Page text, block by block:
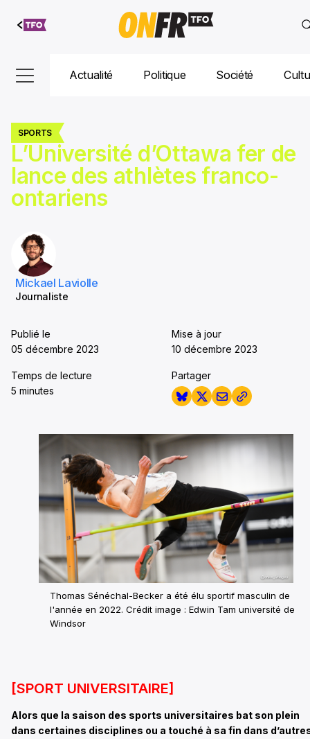
Aller au
contenu
Actualité Politique Société
SPORTS
L’Université d’Ottawa fer de
lance des athlètes franco-
ontariens
Mickael Laviolle
Journaliste
Publié le
05 décembre 2023
Mise à jour
10 décembre 2023
Temps de lecture
5 minutes
Partager
Thomas Sénéchal-Becker a été élu sportif masculin de
l'année en 2022. Crédit image : Edwin Tam université de
Windsor
[SPORT UNIVERSITAIRE]
Alors que la saison des sports universitaires bat son plein
dans certaines disciplines ou a touché à sa fin dans